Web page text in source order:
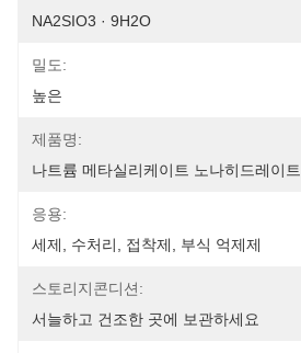
NA2SIO3 · 9H2O
밀도:
높은
제품명:
나트륨 메타실리케이트 노나히드레이트
응용:
세제, 수처리, 접착제, 부식 억제제
스토리지콘디션:
서늘하고 건조한 곳에 보관하세요